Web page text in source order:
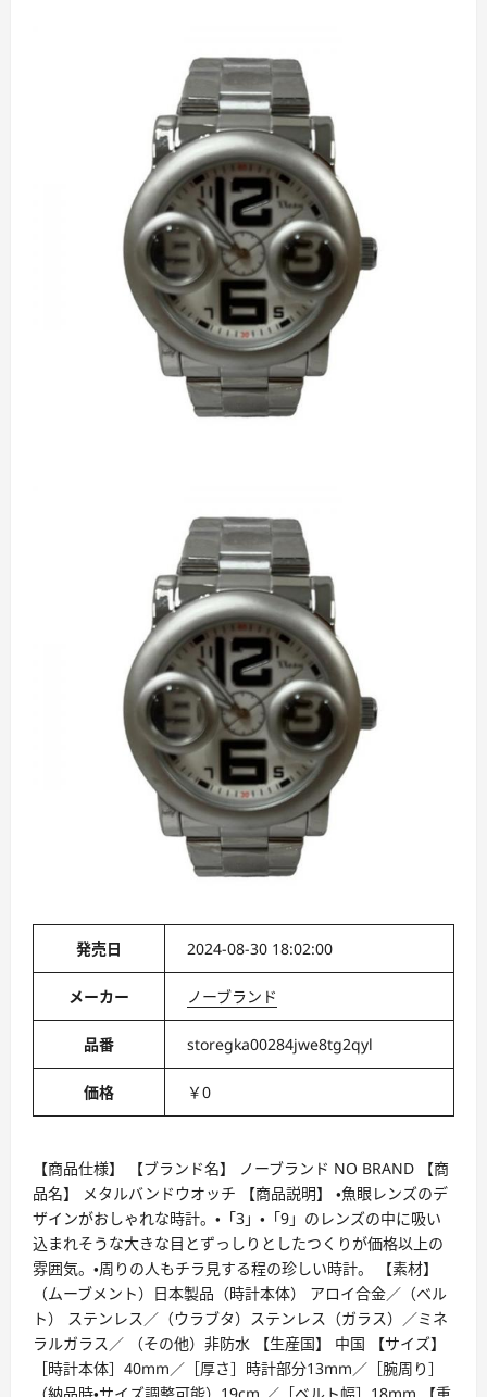
発売日 2024-08-30 18:02:00
メーカー ノーブランド
品番 storegka00284jwe8tg2qyl
価格 ￥0
【商品仕様】 【ブランド名】 ノーブランド NO BRAND 【商
品名】 メタルバンドウオッチ 【商品説明】 ・魚眼レンズのデ
ザインがおしゃれな時計。・「3」・「9」のレンズの中に吸い
込まれそうな大きな目とずっしりとしたつくりが価格以上の
雰囲気。・周りの人もチラ見する程の珍しい時計。 【素材】
（ムーブメント）日本製品（時計本体） アロイ合金／（ベル
ト） ステンレス／（ウラブタ）ステンレス（ガラス）／ミネ
ラルガラス／ （その他）非防水 【生産国】 中国 【サイズ】
［時計本体］40mm／［厚さ］時計部分13mm／［腕周り］